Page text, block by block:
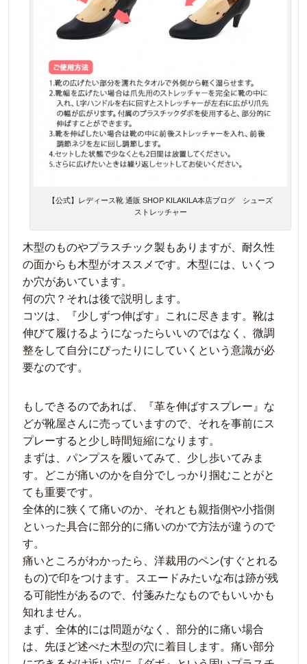
【公式】レディース靴 通販 SHOP KILAKILA本店ブログ シューズ
ストレッチャー
木型のものやプラスチック製もありますが、耐久性
の面からも木型がオススメです。木型には、いくつ
か穴があいています。
何の穴？それは後で説明します。
コツは、『少しずつ伸ばす』これに尽きます。靴は
伸びて履けるようになったらいいのではなく、微調
整をして自分にぴったりにしていくという意識が必
要なのです。
もしできるのであれば、『革を伸ばすスプレー』な
どが靴屋さんに売っていますので、それを事前にス
プレーすると少し時間短縮になります。
まずは、パンプスを履いてみて、少し歩いてみま
す。どこが痛いのかを自分でしっかり掴むことがと
ても重要です。
全体的に狭くて痛いのか、それとも親指側や小指側
といった具合に部分的に痛いのかで方法が違うので
す。
痛いところがわかったら、洋裁用のペン(すぐとれる
もの)で印をつけます。スエードみたいな布は跡が残
る可能性があるので、付箋みたなものでもいいかも
知れません。
まず、全体的には問題がなく、部分的に痛い場合
は、先ほど述べた木型の穴に着目します。痛い部分